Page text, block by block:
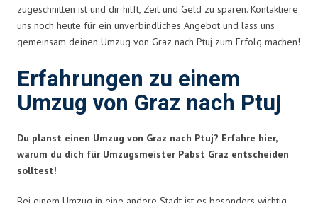
zugeschnitten ist und dir hilft, Zeit und Geld zu sparen. Kontaktiere
uns noch heute für ein unverbindliches Angebot und lass uns
gemeinsam deinen Umzug von Graz nach Ptuj zum Erfolg machen!
Erfahrungen zu einem
Umzug von Graz nach Ptuj
Du planst einen Umzug von Graz nach Ptuj? Erfahre hier,
warum du dich für Umzugsmeister Pabst Graz entscheiden
solltest!